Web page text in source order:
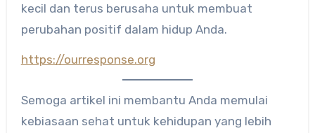
kecil dan terus berusaha untuk membuat
perubahan positif dalam hidup Anda.
https://ourresponse.org
Semoga artikel ini membantu Anda memulai
kebiasaan sehat untuk kehidupan yang lebih